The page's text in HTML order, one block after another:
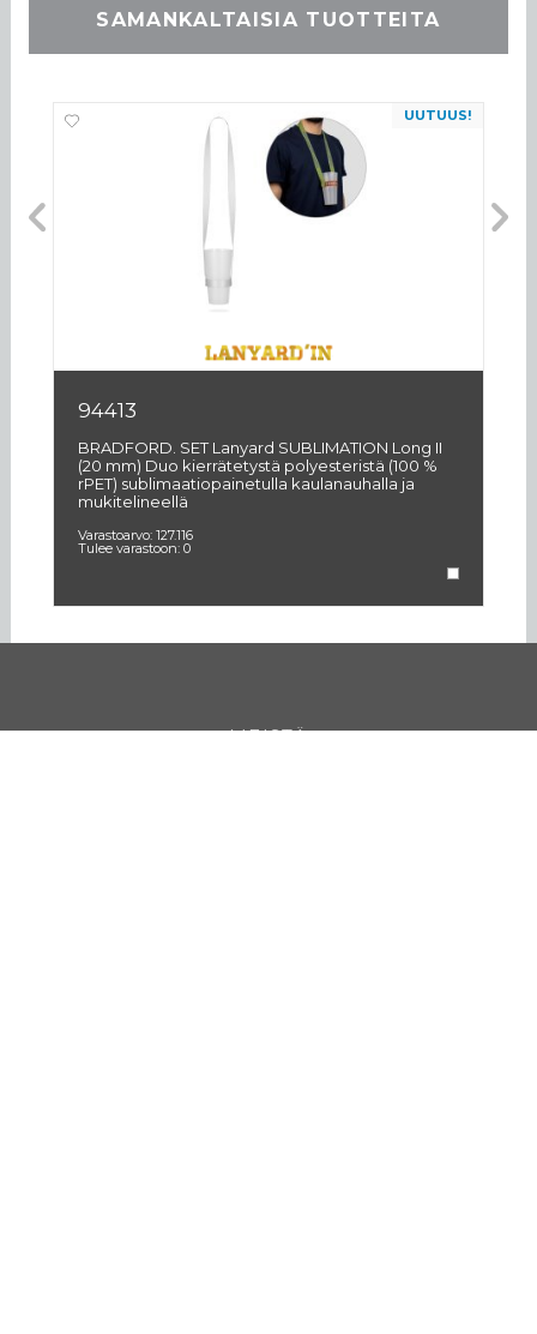
SAMANKALTAISIA TUOTTEITA
UUTUUS!
94413
BRADFORD. SET Lanyard SUBLIMATION Long II
(20 mm) Duo kierrätetystä polyesteristä (100 %
rPET) sublimaatiopainetulla kaulanauhalla ja
mukitelineellä
Varastoarvo: 127.116
Tulee varastoon: 0
MEISTÄ